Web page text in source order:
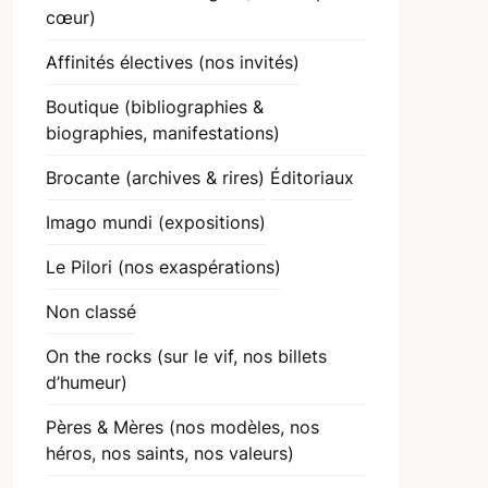
cœur)
Affinités électives (nos invités)
Boutique (bibliographies &
biographies, manifestations)
Brocante (archives & rires) Éditoriaux
Imago mundi (expositions)
Le Pilori (nos exaspérations)
Non classé
On the rocks (sur le vif, nos billets
d’humeur)
Pères & Mères (nos modèles, nos
héros, nos saints, nos valeurs)